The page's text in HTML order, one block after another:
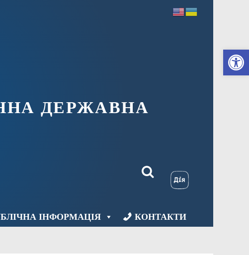
ДЕРЖАВНА
ІНФОРМАЦІЯ КОНТАКТИ